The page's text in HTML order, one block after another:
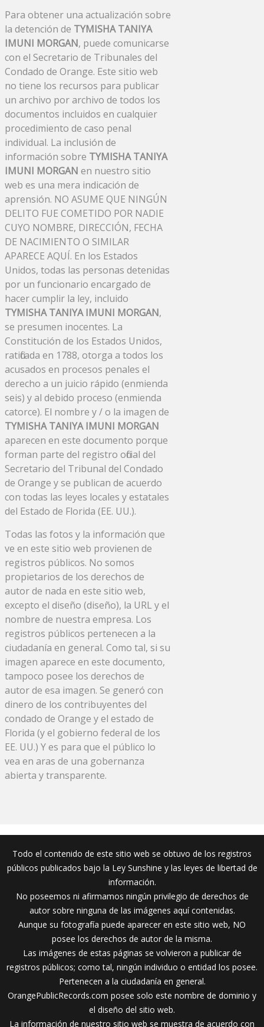
Para obtener una actualización sobre
la detención de TYMISHA TANIYA
IMUNI MORGAN, puede comunicarse
con el Secretario de Tribunales del
Condado de Orange. Este sitio web
no tiene los recursos para publicar
un archivo por archivo de todos los
documentos incluidos en cualquier
procedimiento de caso penal
individual. La inclusión de
información sobre TYMISHA TANIYA
IMUNI MORGAN en nuestro sitio
web es una mera indicación de
aprensión. NO ASUME QUE NINGÚN
DELITO FUE COMETIDO POR NADIE
CUYO NOMBRE, DIRECCIÓN, FECHA
DE NACIMIENTO O SIMILAR
APARECE AQUÍ. En los Estados
Unidos, todas las personas detenidas
por un funcionario encargado de
hacer cumplir la ley, incluido
TYMISHA TANIYA IMUNI MORGAN,
se presumen inocentes. La
Constitución de los Estados Unidos,
ratificada en 1788, otorga a todos los
acusados ​​en procesos penales el
derecho a un juicio rápido (enmienda
seis) y al debido proceso (enmienda
catorce). El nombre y / o la imagen de
TYMISHA TANIYA IMUNI MORGAN
aparecen en este documento porque
forman parte del registro oficial del
Secretario del Tribunal del Condado
de Orange y se publican de acuerdo
con todas las leyes locales y estatales
del Estado de Florida (EE. UU.).
Todas las fotos y la información que
ve en este sitio web provienen de
registros públicos. No somos
propietarios de los derechos de
autor de nada en este sitio web,
excepto el diseño (diseño), la URL y el
nombre de nuestra empresa. Los
registros públicos pertenecen a la
ciudadanía en general. Como tal, si su
imagen aparece en este documento,
tampoco posee los derechos de
autor de esa imagen. Se generó con
dinero de los contribuyentes del
condado de Orange y el estado de
Florida (y el gobierno federal de los
EE. UU.) Y es para que el público lo
vea en aras de una gobernanza
abierta y transparente.
Todo el contenido de este sitio web se obtuvo de los registros
públicos publicados bajo la Ley Sunshine y las leyes de libertad de
información.
No poseemos ni afirmamos ningún privilegio de derechos de
autor sobre ninguna de las imágenes aquí contenidas.
Aunque su fotografía puede aparecer en este sitio web, NO
posee los derechos de autor de la misma.
Las imágenes de estas páginas se volvieron a publicar de
registros públicos; como tal, ningún individuo o entidad los posee.
Pertenecen a la ciudadanía en general.
OrangePublicRecords.com posee solo este nombre de dominio y
el diseño del sitio web.
La información de nuestro sitio web se muestra de acuerdo con